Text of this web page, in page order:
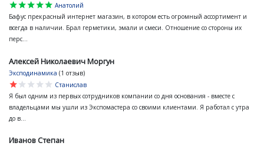
star
star
star
star
star
Анатолий
Бафус прекрасный интернет магазин, в котором есть огромный ассортимент и
всегда в наличии. Брал герметики, эмали и смеси. Отношение со стороны их
перс...
Алексей Николаевич Моргун
Эксподинамика (1 отзыв)
star
star
star
star
star
Станислав
Я был одним из первых сотрудников компании со дня основания - вместе с
владельцами мы ушли из Экспомастера со своими клиентами. Я работал с утра
до в...
Иванов Степан